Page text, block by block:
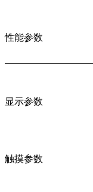
性能参数
显示参数
触摸参数